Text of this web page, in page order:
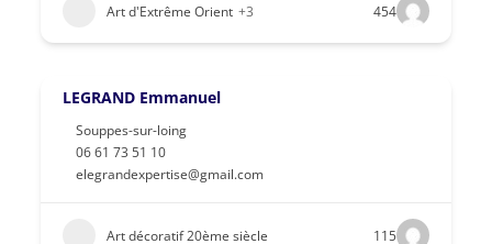
Art d'Extrême Orient +3 454
LEGRAND Emmanuel
Souppes-sur-loing
06 61 73 51 10
elegrandexpertise@gmail.com
Art décoratif 20ème siècle 115